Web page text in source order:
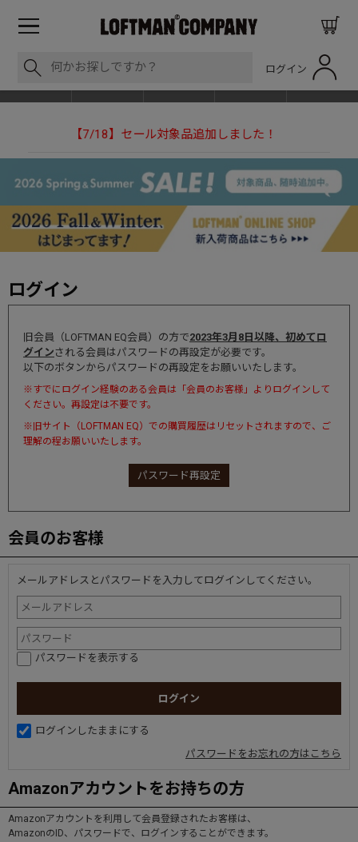
ログイン
【NEEDLESの別注】50周年 H.D. Track Pant
ログイン
旧会員（LOFTMAN EQ会員）の方で2023年3月8日以降、初めてロ
グインされる会員はパスワードの再設定が必要です。
以下のボタンからパスワードの再設定をお願いいたします。
※すでにログイン経験のある会員は「会員のお客様」よりログインして
ください。再設定は不要です。
※旧サイト（LOFTMAN EQ）での購買履歴はリセットされますので、ご
理解の程お願いいたします。
パスワード再設定
会員のお客様
メールアドレスとパスワードを入力してログインしてください。
パスワードを表示する
ログインしたままにする
パスワードをお忘れの方はこちら
Amazonアカウントをお持ちの方
Amazonアカウントを利用して会員登録されたお客様は、
AmazonのID、パスワードで、ログインすることができます。